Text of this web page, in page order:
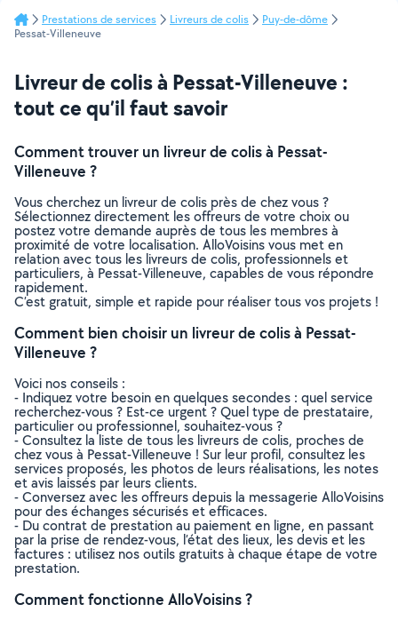
Prestations de services Livreurs de colis
Puy-de-dôme
Pessat-Villeneuve
Livreur de colis à Pessat-Villeneuve :
tout ce qu’il faut savoir
Comment trouver un livreur de colis à Pessat-
Villeneuve ?
Vous cherchez un livreur de colis près de chez vous ?
Sélectionnez directement les offreurs de votre choix ou
postez votre demande auprès de tous les membres à
proximité de votre localisation. AlloVoisins vous met en
relation avec tous les livreurs de colis, professionnels et
particuliers, à Pessat-Villeneuve, capables de vous répondre
rapidement.
C’est gratuit, simple et rapide pour réaliser tous vos projets !
Comment bien choisir un livreur de colis à Pessat-
Villeneuve ?
Voici nos conseils :
- Indiquez votre besoin en quelques secondes : quel service
recherchez-vous ? Est-ce urgent ? Quel type de prestataire,
particulier ou professionnel, souhaitez-vous ?
- Consultez la liste de tous les livreurs de colis, proches de
chez vous à Pessat-Villeneuve ! Sur leur profil, consultez les
services proposés, les photos de leurs réalisations, les notes
et avis laissés par leurs clients.
- Conversez avec les offreurs depuis la messagerie AlloVoisins
pour des échanges sécurisés et efficaces.
- Du contrat de prestation au paiement en ligne, en passant
par la prise de rendez-vous, l’état des lieux, les devis et les
factures : utilisez nos outils gratuits à chaque étape de votre
prestation.
Comment fonctionne AlloVoisins ?